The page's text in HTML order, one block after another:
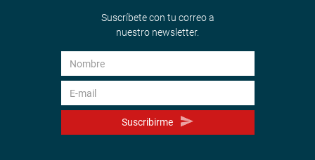
Suscríbete con tu correo a
nuestro newsletter.
Suscribirme